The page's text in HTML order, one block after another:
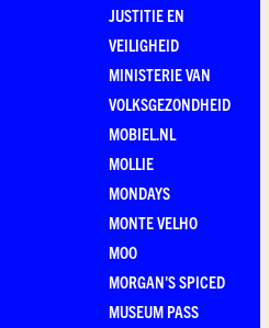
JUSTITIE EN
VEILIGHEID
MINISTERIE VAN
VOLKSGEZONDHEID
MOBIEL.NL
MOLLIE
MONDAYS
MONTE VELHO
MOO
MORGAN'S SPICED
MUSEUM PASS